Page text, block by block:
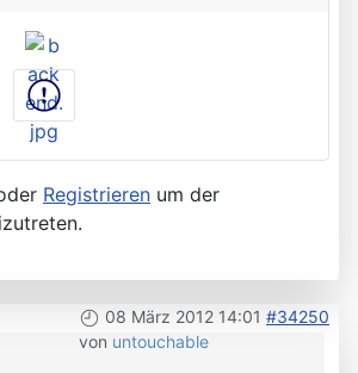
Registrieren um der
08 März 2012 14:01 #34250
von untouchable